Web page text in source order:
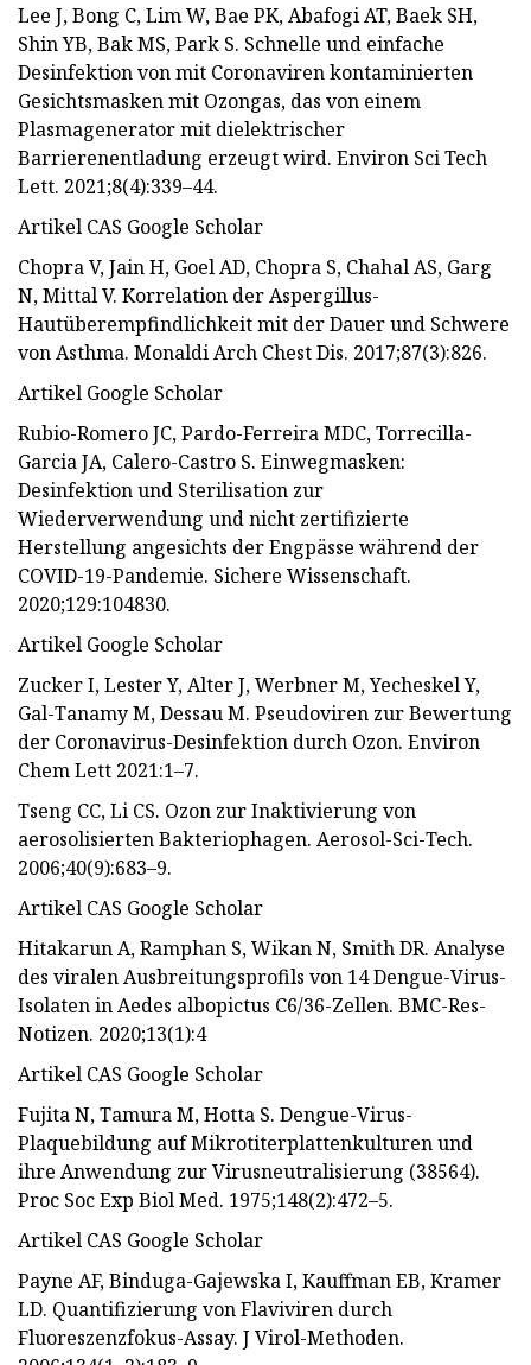
Lee J, Bong C, Lim W, Bae PK, Abafogi AT, Baek SH,
Shin YB, Bak MS, Park S. Schnelle und einfache
Desinfektion von mit Coronaviren kontaminierten
Gesichtsmasken mit Ozongas, das von einem
Plasmagenerator mit dielektrischer
Barrierenentladung erzeugt wird. Environ Sci Tech
Lett. 2021;8(4):339–44.
Artikel CAS Google Scholar
Chopra V, Jain H, Goel AD, Chopra S, Chahal AS, Garg
N, Mittal V. Korrelation der Aspergillus-
Hautüberempfindlichkeit mit der Dauer und Schwere
von Asthma. Monaldi Arch Chest Dis. 2017;87(3):826.
Artikel Google Scholar
Rubio-Romero JC, Pardo-Ferreira MDC, Torrecilla-
Garcia JA, Calero-Castro S. Einwegmasken:
Desinfektion und Sterilisation zur
Wiederverwendung und nicht zertifizierte
Herstellung angesichts der Engpässe während der
COVID-19-Pandemie. Sichere Wissenschaft.
2020;129:104830.
Artikel Google Scholar
Zucker I, Lester Y, Alter J, Werbner M, Yecheskel Y,
Gal-Tanamy M, Dessau M. Pseudoviren zur Bewertung
der Coronavirus-Desinfektion durch Ozon. Environ
Chem Lett 2021:1–7.
Tseng CC, Li CS. Ozon zur Inaktivierung von
aerosolisierten Bakteriophagen. Aerosol-Sci-Tech.
2006;40(9):683–9.
Artikel CAS Google Scholar
Hitakarun A, Ramphan S, Wikan N, Smith DR. Analyse
des viralen Ausbreitungsprofils von 14 Dengue-Virus-
Isolaten in Aedes albopictus C6/36-Zellen. BMC-Res-
Notizen. 2020;13(1):4
Artikel CAS Google Scholar
Fujita N, Tamura M, Hotta S. Dengue-Virus-
Plaquebildung auf Mikrotiterplattenkulturen und
ihre Anwendung zur Virusneutralisierung (38564).
Proc Soc Exp Biol Med. 1975;148(2):472–5.
Artikel CAS Google Scholar
Payne AF, Binduga-Gajewska I, Kauffman EB, Kramer
LD. Quantifizierung von Flaviviren durch
Fluoreszenzfokus-Assay. J Virol-Methoden.